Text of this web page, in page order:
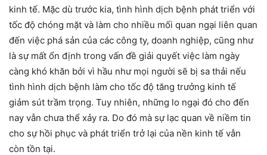
kinh tế. Mặc dù trước kia, tình hình dịch bệnh phát triển với
tốc độ chóng mặt và làm cho nhiều mối quan ngại liên quan
đến việc phá sản của các công ty, doanh nghiệp, cũng như
là sự mất ổn định trong vấn đề giải quyết việc làm ngày
càng khó khăn bởi vì hầu như mọi người sẽ bị sa thải nếu
tình hình dịch bệnh làm cho tốc độ tăng trưởng kinh tế
giảm sút trầm trọng. Tuy nhiên, những lo ngại đó cho đến
nay vẫn chưa thể xảy ra. Do đó mà sự lạc quan về niềm tin
cho sự hồi phục và phát triển trở lại của nền kinh tế vẫn
còn tồn tại.